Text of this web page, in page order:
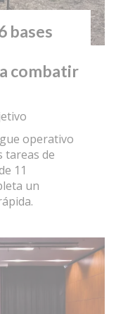
bases
combatir
operativo
tareas de
11
un